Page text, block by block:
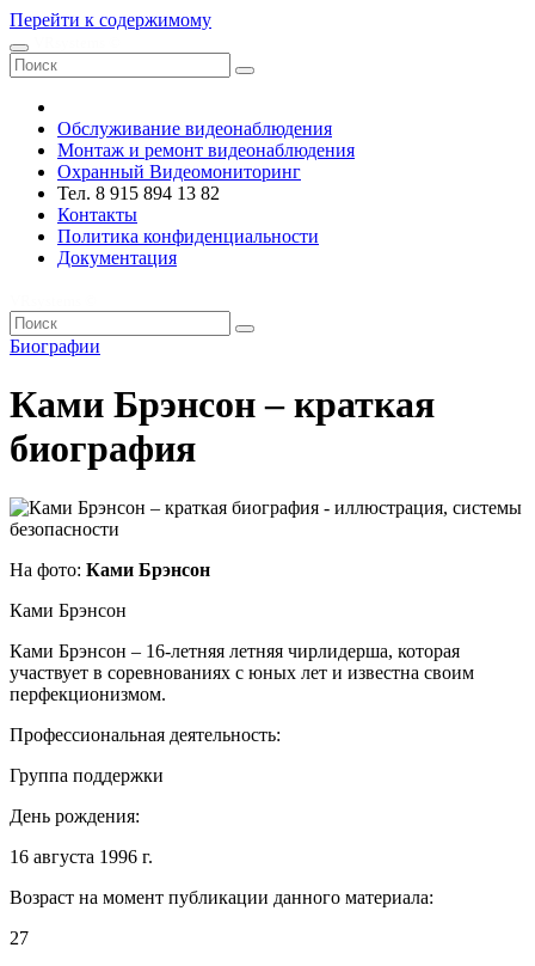
Перейти к содержимому
Обслуживание видеонаблюдения
Монтаж и ремонт видеонаблюдения
Охранный Видеомониторинг
Тел. 8 915 894 13 82
Контакты
Политика конфиденциальности
Документация
Биографии
Ками Брэнсон – краткая
биография
На фото: Ками Брэнсон
Ками Брэнсон
Ками Брэнсон – 16-летняя летняя чирлидерша, которая
участвует в соревнованиях с юных лет и известна своим
перфекционизмом.
Профессиональная деятельность:
Группа поддержки
День рождения:
16 августа 1996 г.
Возраст на момент публикации данного материала:
27